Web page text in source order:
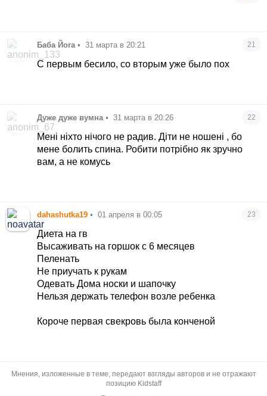
Баба Йога • 31 марта в 20:21 21
С первым бесило, со вторым уже было пох
Дуже дуже вумна • 31 марта в 20:26 22
Мені ніхто нічого не радив. Діти не ношені , бо
мене болить спина. Робити потрібно як зручно
вам, а не комусь
dahashutka19 • 01 апреля в 00:05 23
Диета на гв
Высаживать на горшок с 6 месяцев
Пеленать
Не приучать к рукам
Одевать Дома носки и шапочку
Нельзя держать телефон возле ребенка
Короче первая свекровь была конченой
Мнения, изложенные в теме, передают взгляды авторов и не отражают
позицию Kidstaff